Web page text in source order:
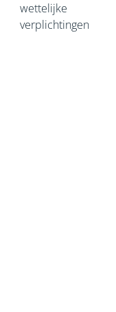
wettelijke
verplichtingen